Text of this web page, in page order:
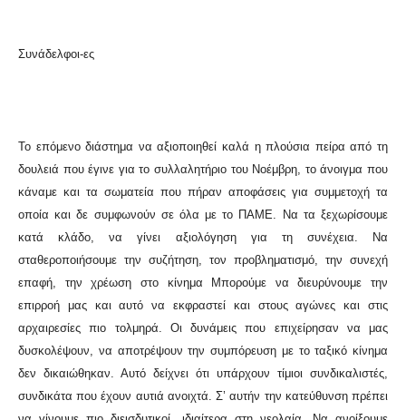
Συνάδελφοι-ες
Το επόμενο διάστημα να αξιοποιηθεί καλά η πλούσια πείρα από τη
δουλειά που έγινε για το συλλαλητήριο του Νοέμβρη, το άνοιγμα που
κάναμε και τα σωματεία που πήραν αποφάσεις για συμμετοχή τα
οποία και δε συμφωνούν σε όλα με το ΠΑΜΕ. Να τα ξεχωρίσουμε
κατά κλάδο, να γίνει αξιολόγηση για τη συνέχεια. Να
σταθεροποιήσουμε την συζήτηση, τον προβληματισμό, την συνεχή
επαφή, την χρέωση στο κίνημα Μπορούμε να διευρύνουμε την
επιρροή μας και αυτό να εκφραστεί και στους αγώνες και στις
αρχαιρεσίες πιο τολμηρά. Οι δυνάμεις που επιχείρησαν να μας
δυσκολέψουν, να αποτρέψουν την συμπόρευση με το ταξικό κίνημα
δεν δικαιώθηκαν. Αυτό δείχνει ότι υπάρχουν τίμιοι συνδικαλιστές,
συνδικάτα που έχουν αυτιά ανοιχτά. Σ’ αυτήν την κατεύθυνση πρέπει